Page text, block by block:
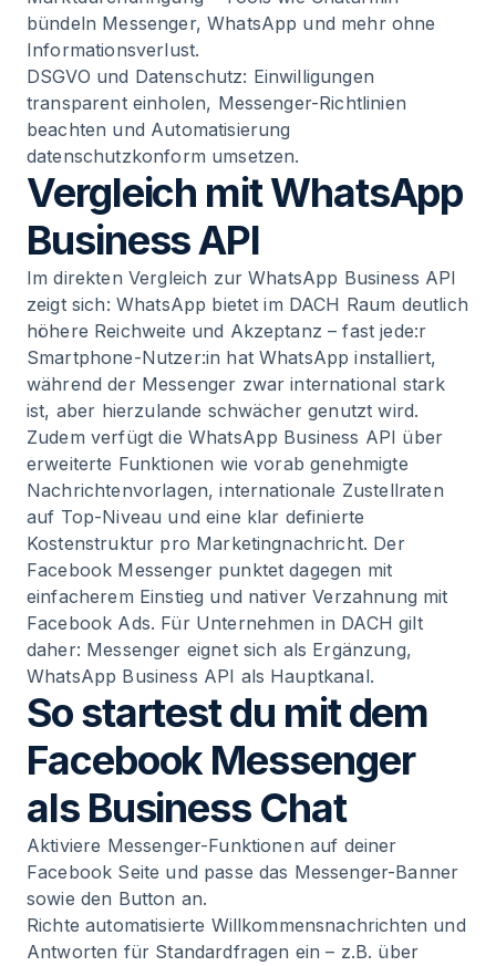
bündeln Messenger, WhatsApp und mehr ohne
Informationsverlust.
DSGVO und Datenschutz: Einwilligungen
transparent einholen, Messenger-Richtlinien
beachten und Automatisierung
datenschutzkonform umsetzen.
Vergleich mit WhatsApp
Business API
Im direkten Vergleich zur WhatsApp Business API
zeigt sich: WhatsApp bietet im DACH Raum deutlich
höhere Reichweite und Akzeptanz – fast jede:r
Smartphone-Nutzer:in hat WhatsApp installiert,
während der Messenger zwar international stark
ist, aber hierzulande schwächer genutzt wird.
Zudem verfügt die WhatsApp Business API über
erweiterte Funktionen wie vorab genehmigte
Nachrichtenvorlagen, internationale Zustellraten
auf Top-Niveau und eine klar definierte
Kostenstruktur pro Marketingnachricht. Der
Facebook Messenger punktet dagegen mit
einfacherem Einstieg und nativer Verzahnung mit
Facebook Ads. Für Unternehmen in DACH gilt
daher: Messenger eignet sich als Ergänzung,
WhatsApp Business API als Hauptkanal.
So startest du mit dem
Facebook Messenger
als Business Chat
Aktiviere Messenger-Funktionen auf deiner
Facebook Seite und passe das Messenger-Banner
sowie den Button an.
Richte automatisierte Willkommensnachrichten und
Antworten für Standardfragen ein – z.B. über